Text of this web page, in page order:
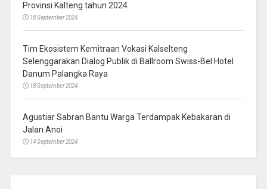
Provinsi Kalteng tahun 2024
18 September 2024
Tim Ekosistem Kemitraan Vokasi Kalselteng
Selenggarakan Dialog Publik di Ballroom Swiss-Bel Hotel
Danum Palangka Raya
18 September 2024
Agustiar Sabran Bantu Warga Terdampak Kebakaran di
Jalan Anoi
14 September 2024